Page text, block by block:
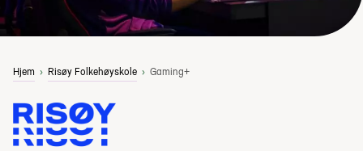
Hjem Risøy Folkehøyskole Gaming+